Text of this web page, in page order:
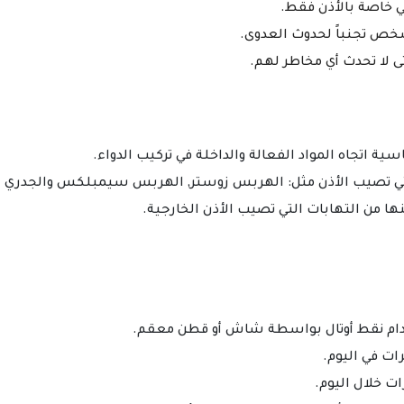
خاصة بالأذن فقط.
شخص تجنباً لحدوث العدوى.
لا تحدث أي مخاطر لهم.
اتجاه المواد الفعالة والداخلة في تركيب الدواء.
تصيب الأذن مثل: الهربس زوستر, الهربس سيمبلكس والجدري
من التهابات التي تصيب الأذن الخارجية.
نقط أوتال بواسطة شاش أو قطن معقم.